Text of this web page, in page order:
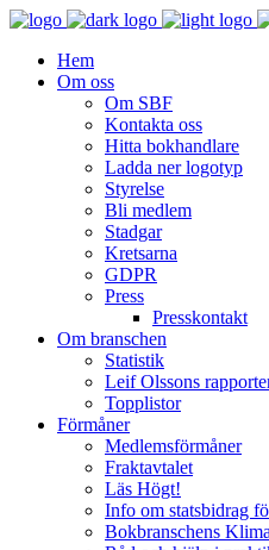
Hem
Om oss
Om SBF
Kontakta oss
Hitta bokhandlare
Ladda ner logotyp
Styrelse
Bli medlem
Stadgar
Kretsarna
GDPR
Press
Presskontakt
Om branschen
Statistik
Leif Olssons
Topplistor
Förmåner
Medlemsförmåner
Fraktavtalet
Läs Högt!
Info om statsbidrag
Bokbranschens